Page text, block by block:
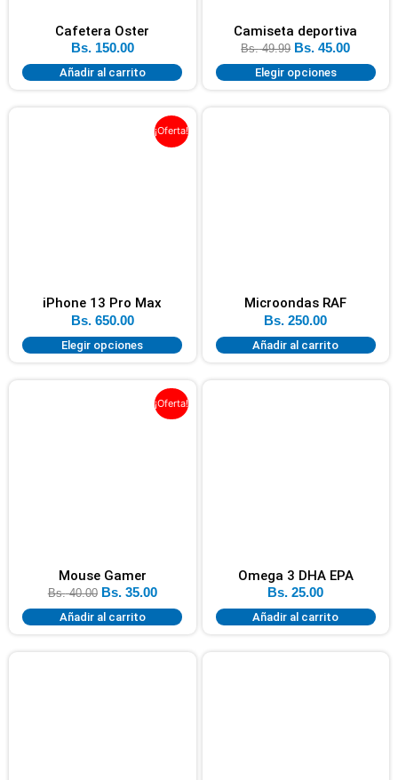
Cafetera Oster
Bs.150.00
Añadir al carrito
Camiseta deportiva
Bs.49.99 Bs. 45.00
Elegir opciones
¡Oferta!
iPhone 13 Pro Max
Bs.650.00
Elegir opciones
Microondas RAF
Bs. 250.00
Añadir al carrito
¡Oferta!
Mouse Gamer
Bs.40.00 Bs.35.00
Añadir al carrito
Omega 3 DHA EPA
Bs. 25.00
Añadir al carrito